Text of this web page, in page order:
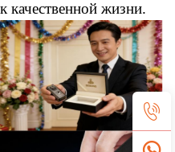
качественной жизни.